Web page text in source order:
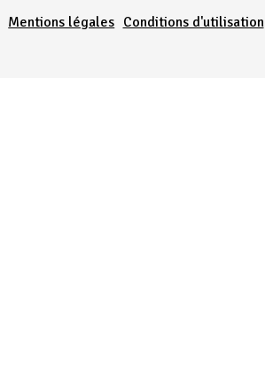
Mentions légales Conditions d'utilisation